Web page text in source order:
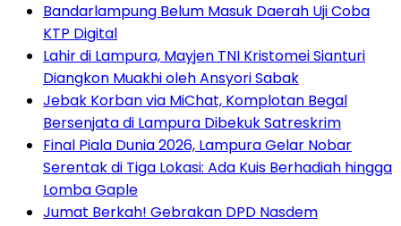
Bandarlampung Belum Masuk Daerah Uji Coba
KTP Digital
Lahir di Lampura, Mayjen TNI Kristomei Sianturi
Diangkon Muakhi oleh Ansyori Sabak
Jebak Korban via MiChat, Komplotan Begal
Bersenjata di Lampura Dibekuk Satreskrim
Final Piala Dunia 2026, Lampura Gelar Nobar
Serentak di Tiga Lokasi: Ada Kuis Berhadiah hingga
Lomba Gaple
Jumat Berkah! Gebrakan DPD Nasdem